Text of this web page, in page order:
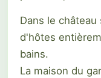
Dans le
d'hôtes
bains.
La maison du